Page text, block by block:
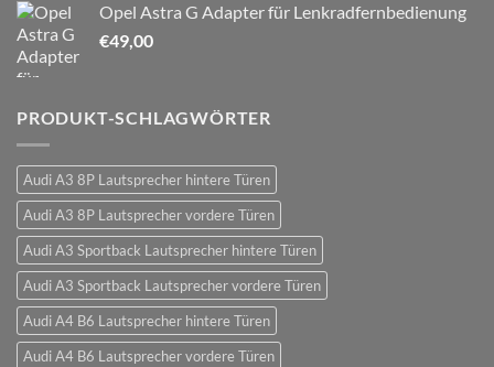
Opel Astra G Adapter für Lenkradfernbedienung
€49,00
PRODUKT-SCHLAGWÖRTER
Audi A3 8P Lautsprecher hintere Türen
Audi A3 8P Lautsprecher vordere Türen
Audi A3 Sportback Lautsprecher hintere Türen
Audi A3 Sportback Lautsprecher vordere Türen
Audi A4 B6 Lautsprecher hintere Türen
Audi A4 B6 Lautsprecher vordere Türen